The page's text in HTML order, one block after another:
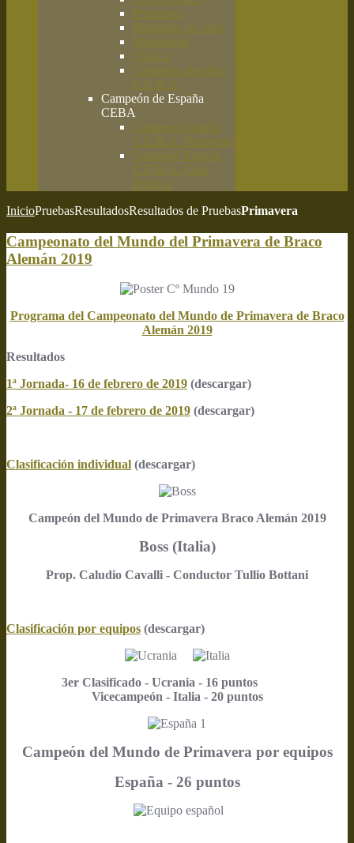
Primavera
Búsqueda de caza
Morfología
Clásica
Campeón absoluto
C.E.B.A.
Campeón de España
CEBA
Campeón España
C.E.B.A. Primavera
Campeón España
C.E.B.A. Caza
Práctica
InicioPruebasResultadosResultados de PruebasPrimavera
Campeonato del Mundo del Primavera de Braco
Alemán 2019
Programa del Campeonato del Mundo de Primavera de Braco
Alemán 2019
Resultados
1ª Jornada- 16 de febrero de 2019 (descargar)
2ª Jornada - 17 de febrero de 2019 (descargar)
Clasificación individual (descargar)
Campeón del Mundo de Primavera Braco Alemán 2019
Boss (Italia)
Prop. Caludio Cavalli - Conductor Tullio Bottani
Clasificación por equipos (descargar)
3er Clasificado - Ucrania - 16 puntos
Vicecampeón - Italia - 20 puntos
Campeón del Mundo de Primavera por equipos
España - 26 puntos